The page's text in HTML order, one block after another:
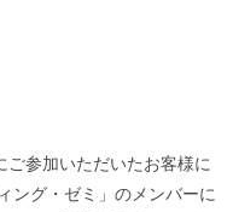
ご参加いただいたお客様に
ング・ゼミ」のメンバーに